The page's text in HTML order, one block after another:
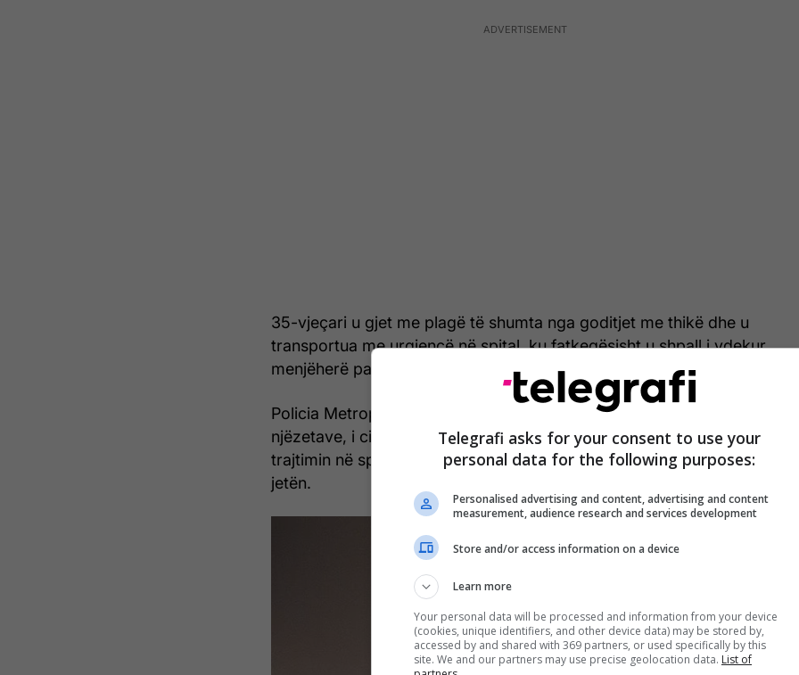
35-vjeçari u gjet me plagë të shumta nga goditjet me thikë dhe u
transportua me urgjencë në spital, ku fatkeqësisht u shpall i vdekur
menjëherë pas mbërritjes, shkruan
DailyMail
Policia Metropolitane bëri të ditur se një burrë tjetër, rreth të
njëzetave, i cili gjithashtu kishte pësuar plagë nga thika, po vazhdon
trajtimin në spital. Gjendja e tij nuk konsiderohet kërcënuese për
jetën.
Telegrafi asks for your consent to use your
personal data for the following purposes:
Personalised advertising and content, advertising and content
measurement, audience research and services development
Store and/or access information on a device
Learn more
Your personal data will be processed and information from your device
(cookies, unique identifiers, and other device data) may be stored by,
accessed by and shared with 369 partners, or used specifically by this
site. We and our partners may use precise geolocation data. List of